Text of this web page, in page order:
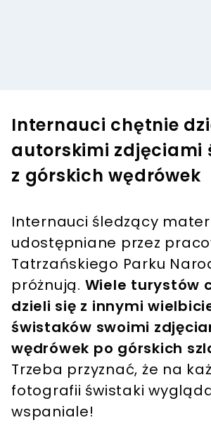
Internauci chętnie
autorskimi zdjęciami
z górskich wędrówek
Internauci śledzący
udostępniane przez
Tatrzańskiego Parku
próżnują. Wiele turystów
dzieli się z innymi
świstaków swoimi
wędrówek po górskich
Trzeba przyznać, że na
fotografii świstaki
wspaniale!